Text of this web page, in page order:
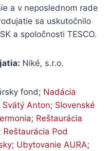
a v neposlednom rade
sa uskutočnilo
a spoločnosti TESCO.
Niké, s.r.o.
fond; Nadácia
Svätý Anton; Slovenské
; Reštaurácia
Reštaurácia Pod
; Ubytovanie AURA;